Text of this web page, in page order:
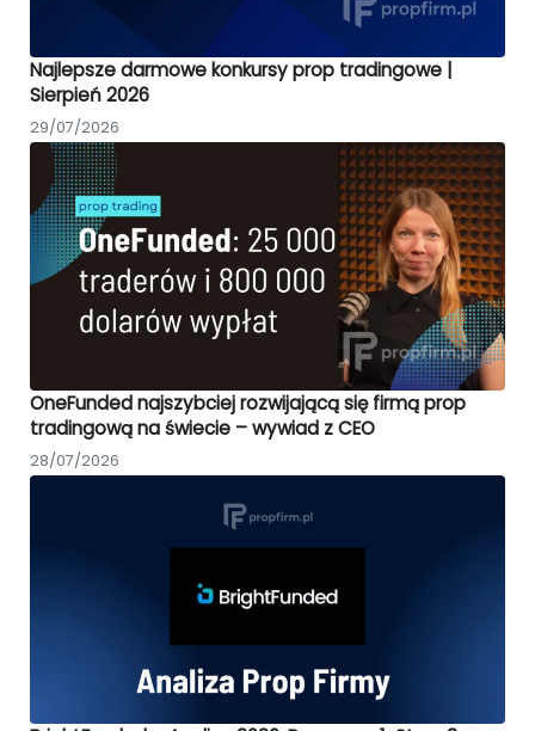
Najlepsze darmowe konkursy prop tradingowe |
Sierpień 2026
29/07/2026
OneFunded najszybciej rozwijającą się firmą prop
tradingową na świecie – wywiad z CEO
28/07/2026